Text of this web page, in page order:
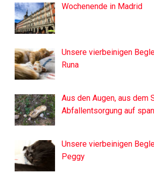
Wochenende in Madrid
Unsere vierbeinigen
Runa
Aus den Augen, aus dem
Abfallentsorgung auf
Unsere vierbeinigen
Peggy